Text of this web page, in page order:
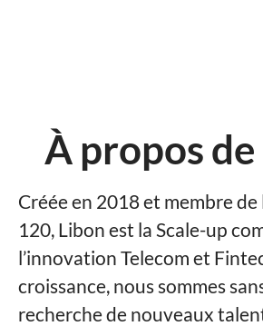
À propos
Créée en 2018 et membre de
120, Libon est la Scale-up
l’innovation Telecom et
croissance, nous sommes
recherche de nouveaux